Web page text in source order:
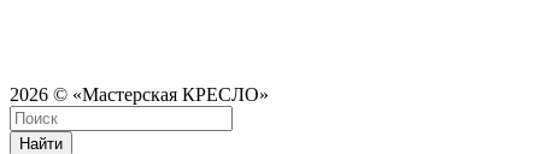
2026 © «Мастерская КРЕСЛО»
Найти